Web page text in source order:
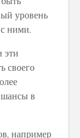
уровень
ними.
эти
своего
шансы в
например